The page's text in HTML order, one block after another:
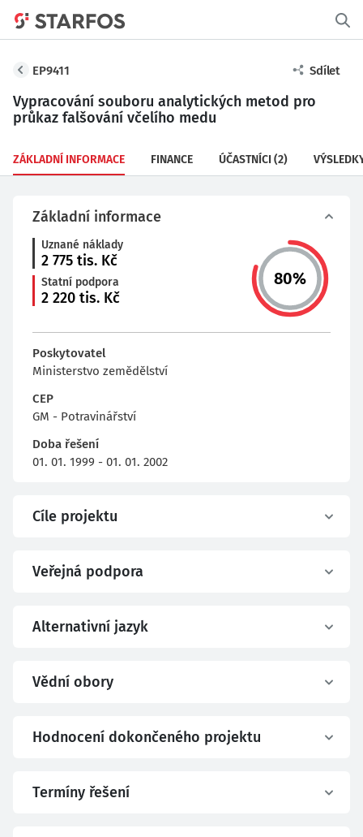
EP9411 Sdílet
Vypracování souboru analytických metod pro
průkaz falšování včelího medu
ZÁKLADNÍ INFORMACE FINANCE ÚČASTNÍCI (2)
Základní informace
Uznané náklady
2 775 tis. Kč
Statní podpora
2 220 tis. Kč
80%
Poskytovatel
Ministerstvo zemědělství
CEP
GM - Potravinářství
Doba řešení
01. 01. 1999 - 01. 01. 2002
Cíle projektu
Veřejná podpora
Alternativní jazyk
Vědní obory
Hodnocení dokončeného projektu
Termíny řešení